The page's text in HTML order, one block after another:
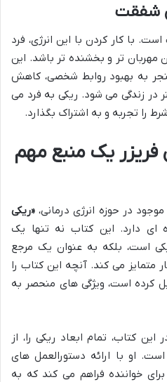
شفقت
با کار کردن با این انرژی، فرد
مهربان تر و بخشنده تر باشد. این
به بهبود روابط شخصی، کاهش
در زندگی می شود. ریکی به فرد می
را تجربه و به اشتراک بگذارد.
فریزر یک منبع مهم
در حوزه انرژی درمانی، «ریکی
ای دارد. این کتاب نه تنها یک
است، بلکه به عنوان یک مرجع
متمایز می کند. آنچه این کتاب را
کرده است، ویژگی های منحصر به
این کتاب، تمام ابعاد ریکی را، از
او با ارائه دستورالعمل های
خواننده فراهم می کند که به